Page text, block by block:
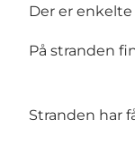
Der er
På stranden
Stranden har